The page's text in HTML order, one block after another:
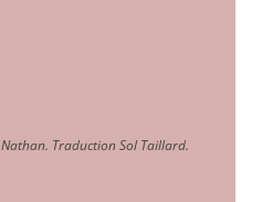
Traduction Sol Taillard.